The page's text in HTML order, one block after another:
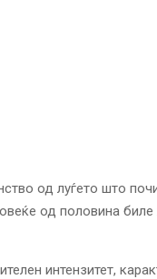
од луѓето што
од половина биле
интензитет,